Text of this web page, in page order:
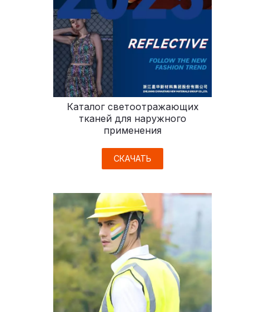
Каталог светоотражающих
тканей для наружного
применения
СКАЧАТЬ